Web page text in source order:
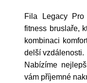
Fila Legacy
fitness bruslaře,
kombinaci
delší vzdálenosti.
Nabízíme
vám příjemné